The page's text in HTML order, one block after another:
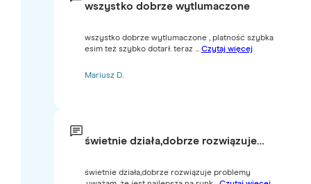
wszystko dobrze wytlumaczone
wszystko dobrze wytlumaczone , platność szybka
esim też szybko dotarł. teraz ... Czytaj więcej
Mariusz D.
świetnie działa,dobrze rozwiązuje…
świetnie działa,dobrze rozwiązuje problemy